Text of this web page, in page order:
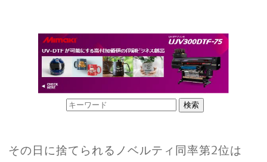
その日に捨てられるノベルティ同率第2位は